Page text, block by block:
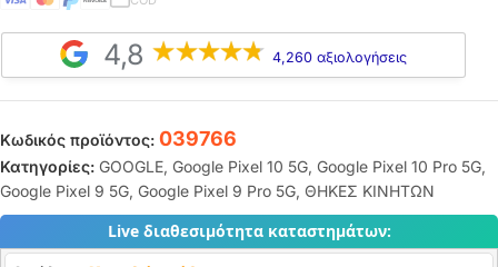
4,8 4,260 αξιολογήσεις
Κωδικός προϊόντος: 039766
Κατηγορίες: GOOGLE, Google Pixel 10 5G, Google Pixel 10 Pro 5G,
Google Pixel 9 5G, Google Pixel 9 Pro 5G, ΘΗΚΕΣ ΚΙΝΗΤΩΝ
Live διαθεσιμότητα καταστημάτων: